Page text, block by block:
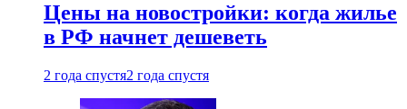
Цены на новостройки: когда жилье
в РФ начнет дешеветь
2 года спустя2 года спустя